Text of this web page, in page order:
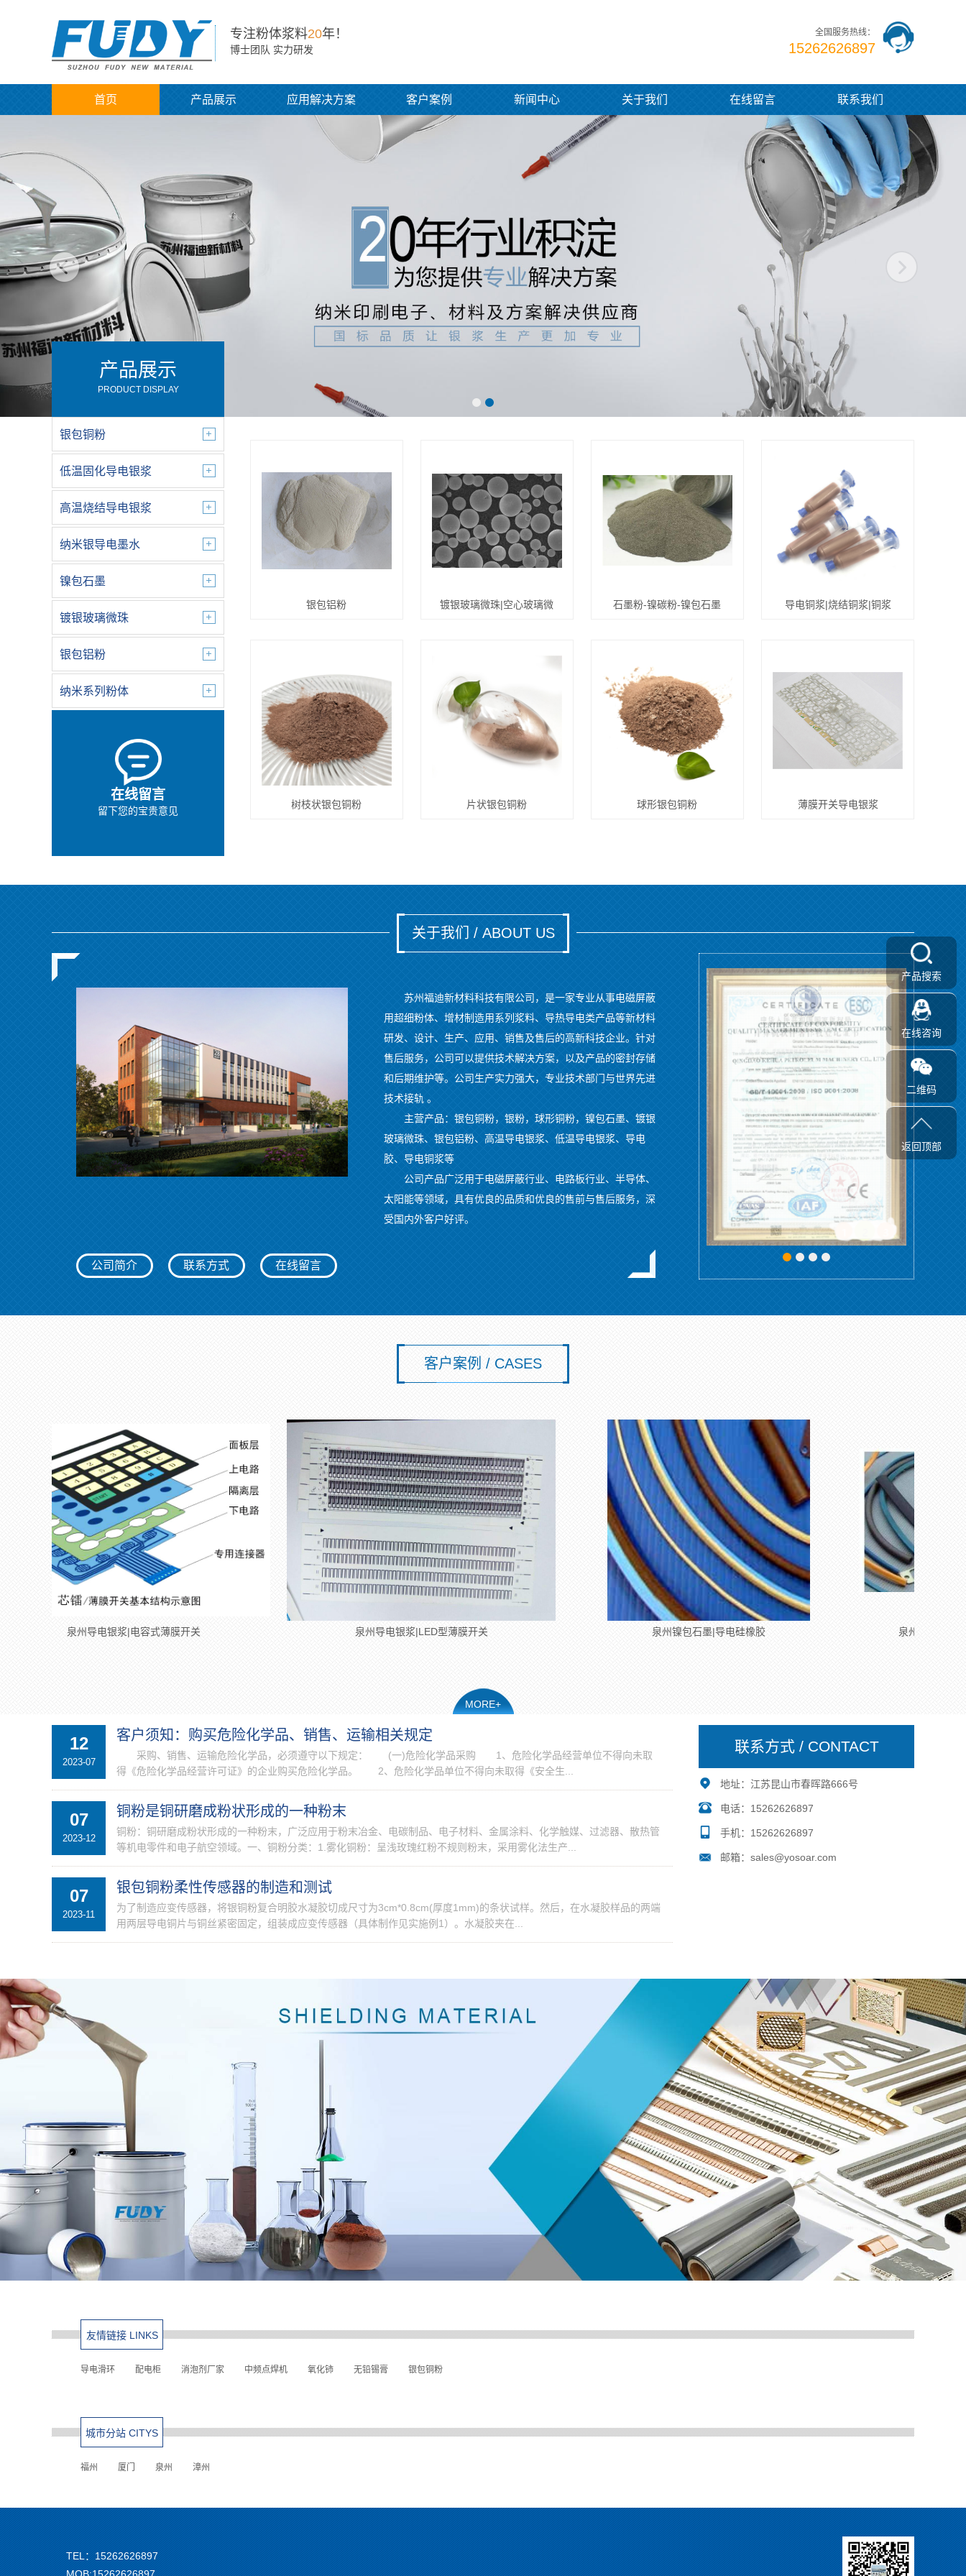
专注粉体浆料20年！
博士团队 实力研发
全国服务热线：
15262626897
首页 产品展示 应用解决方案 客户案例 新闻中心 关于我们 在线留言 联系我们
产品展示
PRODUCT DISPLAY
银包铜粉
低温固化导电银浆
高温烧结导电银浆
纳米银导电墨水
镍包石墨
镀银玻璃微珠
银包铝粉
纳米系列粉体
在线留言
留下您的宝贵意见
银包铝粉 镀银玻璃微珠|空心玻璃微 石墨粉-镍碳粉-镍包石墨 导电铜浆|烧结铜浆|铜浆
树枝状银包铜粉 片状银包铜粉 球形银包铜粉 薄膜开关导电银浆
关于我们 / ABOUT US
苏州福迪新材料科技有限公司，是一家专业从事电磁屏蔽
用超细粉体、增材制造用系列浆料、导热导电类产品等新材料
研发、设计、生产、应用、销售及售后的高新科技企业。针对
售后服务，公司可以提供技术解决方案，以及产品的密封存储
和后期维护等。公司生产实力强大，专业技术部门与世界先进
技术接轨 。
主营产品：银包铜粉，银粉，球形铜粉，镍包石墨、镀银
玻璃微珠、银包铝粉、高温导电银浆、低温导电银浆、导电
胶、导电铜浆等
公司产品广泛用于电磁屏蔽行业、电路板行业、半导体、
太阳能等领域，具有优良的品质和优良的售前与售后服务，深
受国内外客户好评。
公司简介 联系方式 在线留言
客户案例 / CASES
泉州导电银浆|电容式薄膜开关 泉州导电银浆|LED型薄膜开关 泉州镍包石墨|导电硅橡胶 泉州镀银玻璃微珠-导电
MORE+
12
2023-07
客户须知：购买危险化学品、销售、运输相关规定
采购、销售、运输危险化学品，必须遵守以下规定： (一)危险化学品采购 1、危险化学品经营单位不得向未取
得《危险化学品经营许可证》的企业购买危险化学品。 2、危险化学品单位不得向未取得《安全生...
07
2023-12
铜粉是铜研磨成粉状形成的一种粉末
铜粉：铜研磨成粉状形成的一种粉末，广泛应用于粉末冶金、电碳制品、电子材料、金属涂料、化学触媒、过滤器、散热管
等机电零件和电子航空领域。一、铜粉分类：1.雾化铜粉：呈浅玫瑰红粉不规则粉末，采用雾化法生产...
07
2023-11
银包铜粉柔性传感器的制造和测试
为了制造应变传感器，将银铜粉复合明胶水凝胶切成尺寸为3cm*0.8cm(厚度1mm)的条状试样。然后，在水凝胶样品的两端
用两层导电铜片与铜丝紧密固定，组装成应变传感器（具体制作见实施例1）。水凝胶夹在...
联系方式 / CONTACT
地址：江苏昆山市春晖路666号
电话：15262626897
手机：15262626897
邮箱：sales@yosoar.com
友情链接 LINKS
导电滑环 配电柜 消泡剂厂家 中频点焊机 氧化铈 无铅锡膏 银包铜粉
城市分站 CITYS
福州 厦门 泉州 漳州
TEL：15262626897
产品搜索
在线咨询
二维码
返回顶部